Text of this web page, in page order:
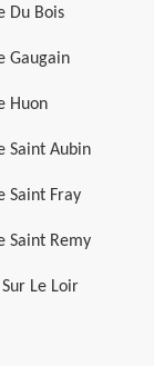
Du Bois
Gaugain
Huon
Saint Aubin
Saint Fray
Saint Remy
Le Loir